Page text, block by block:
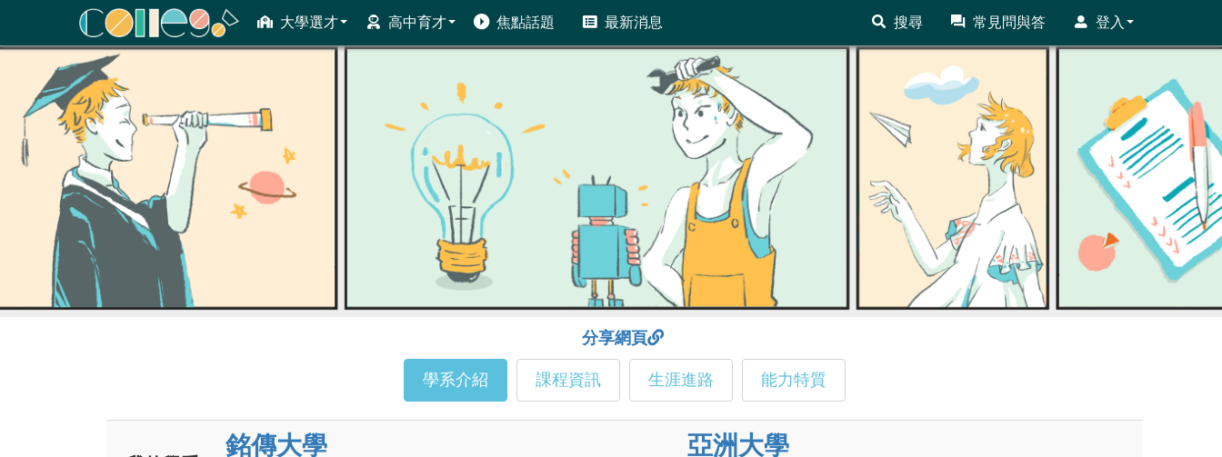
大學選才 高中育才 焦點話題 最新消息 搜尋 常見問與答 登入
ColleGo! 大學選才與高中育才輔助系統
分享網頁
學系介紹 課程資訊 生涯進路 能力特質
銘傳大學
亞洲大學